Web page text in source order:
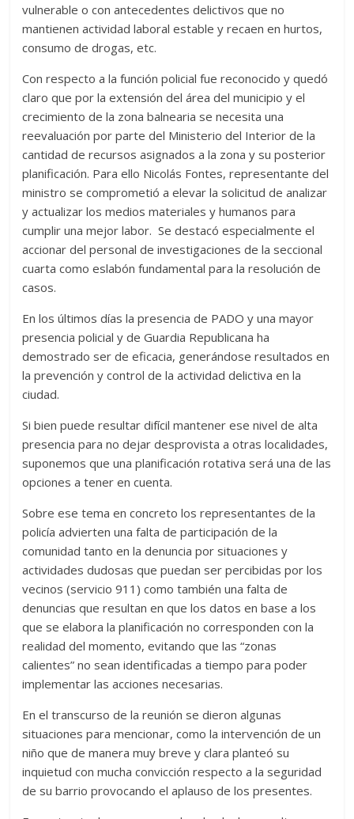
vulnerable o con antecedentes delictivos que no
mantienen actividad laboral estable y recaen en hurtos,
consumo de drogas, etc.
Con respecto a la función policial fue reconocido y quedó
claro que por la extensión del área del municipio y el
crecimiento de la zona balnearia se necesita una
reevaluación por parte del Ministerio del Interior de la
cantidad de recursos asignados a la zona y su posterior
planificación. Para ello Nicolás Fontes, representante del
ministro se comprometió a elevar la solicitud de analizar
y actualizar los medios materiales y humanos para
cumplir una mejor labor. Se destacó especialmente el
accionar del personal de investigaciones de la seccional
cuarta como eslabón fundamental para la resolución de
casos.
En los últimos días la presencia de PADO y una mayor
presencia policial y de Guardia Republicana ha
demostrado ser de eficacia, generándose resultados en
la prevención y control de la actividad delictiva en la
ciudad.
Si bien puede resultar difícil mantener ese nivel de alta
presencia para no dejar desprovista a otras localidades,
suponemos que una planificación rotativa será una de las
opciones a tener en cuenta.
Sobre ese tema en concreto los representantes de la
policía advierten una falta de participación de la
comunidad tanto en la denuncia por situaciones y
actividades dudosas que puedan ser percibidas por los
vecinos (servicio 911) como también una falta de
denuncias que resultan en que los datos en base a los
que se elabora la planificación no corresponden con la
realidad del momento, evitando que las “zonas
calientes” no sean identificadas a tiempo para poder
implementar las acciones necesarias.
En el transcurso de la reunión se dieron algunas
situaciones para mencionar, como la intervención de un
niño que de manera muy breve y clara planteó su
inquietud con mucha convicción respecto a la seguridad
de su barrio provocando el aplauso de los presentes.